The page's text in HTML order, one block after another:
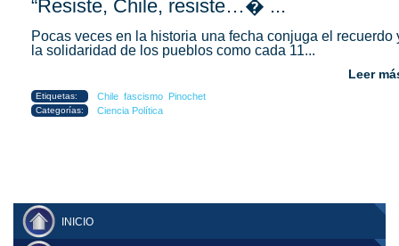
“Resiste, Chile, resiste…� ...
Pocas veces en la historia una fecha conjuga el recuerdo
la solidaridad de los pueblos como cada 11...
Leer
Etiquetas: Chile fascismo Pinochet
Categorías: Ciencia Política
INICIO